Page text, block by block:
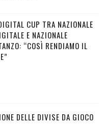
CUP TRA NAZIONALE
E NAZIONALE
“COSÌ RENDIAMO IL
DELLE DIVISE DA GIOCO